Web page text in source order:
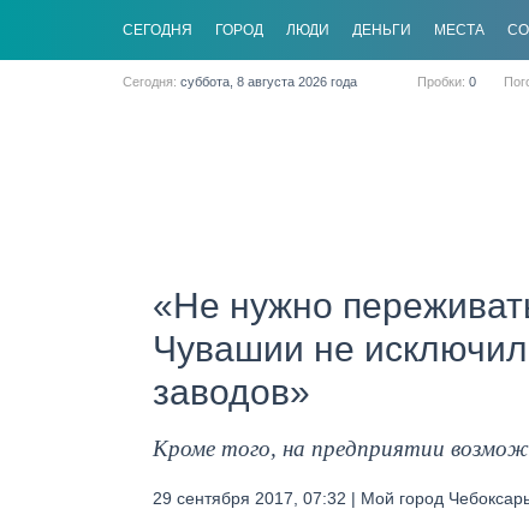
CЕГОДНЯ ГОРОД ЛЮДИ ДЕНЬГИ МЕСТА
Сегодня: суббота, 8 августа 2026 года Пробки: 0
«Не нужно
Чувашии не
заводов»
Кроме того, на предприятии
29 сентября 2017, 07:32 | Мой город